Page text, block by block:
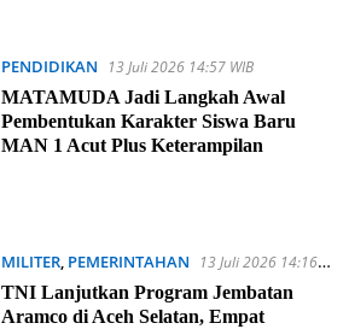
PENDIDIKAN
13 Juli 2026 14:57 WIB
MATAMUDA Jadi Langkah Awal
Pembentukan Karakter Siswa Baru
MAN 1 Acut Plus Keterampilan
MILITER, PEMERINTAHAN
13 Juli 2026 14:16
WIB
TNI Lanjutkan Program Jembatan
Aramco di Aceh Selatan, Empat